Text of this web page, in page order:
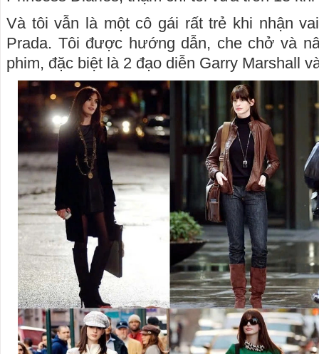
Và tôi vẫn là một cô gái rất trẻ khi nhận
Prada. Tôi được hướng dẫn, che chở và
phim, đặc biệt là 2 đạo diễn Garry Marshall